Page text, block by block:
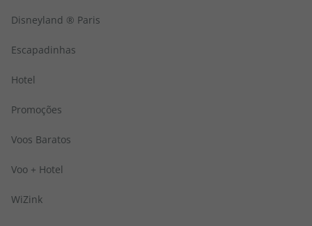
Disneyland ® Paris
Escapadinhas
Hotel
Promoções
Voos Baratos
Voo + Hotel
WiZink